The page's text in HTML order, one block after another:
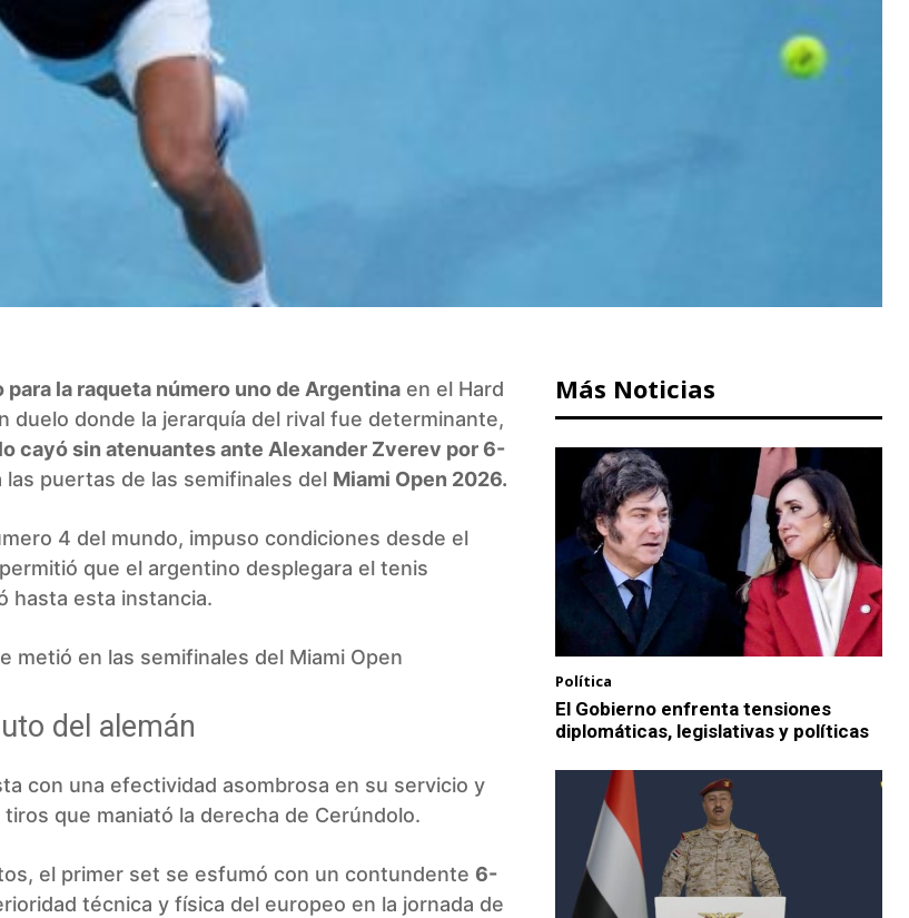
para la raqueta número uno de Argentina en el Hard
duelo donde la jerarquía del rival fue determinante,
cayó sin atenuantes ante Alexander Zverev por 6-
las puertas de las semifinales del Miami Open 2026.
4 del mundo, impuso condiciones desde el
que el argentino desplegara el tenis
hasta esta instancia.
metió en las semifinales del Miami Open
del alemán
con una efectividad asombrosa en su servicio y
que maniató la derecha de Cerúndolo.
el primer set se esfumó con un contundente 6-
técnica y física del europeo en la jornada de
Más Noticias
Política
El Gobierno enfrenta tensiones
diplomáticas, legislativas y políticas